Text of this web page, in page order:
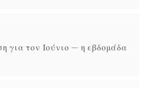
για τον Ιούνιο — η εβδομάδα